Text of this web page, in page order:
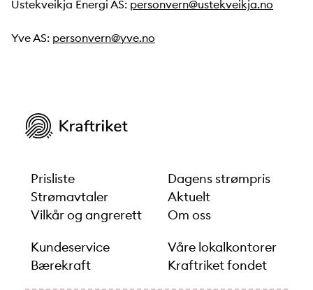
Ustekveikja Energi AS: personvern@ustekveikja.no
Yve AS: personvern@yve.no
Prisliste
Strømavtaler
Vilkår og angrerett
Dagens strømpris
Aktuelt
Om oss
Kundeservice
Bærekraft
Våre lokalkontorer
Kraftriket fondet